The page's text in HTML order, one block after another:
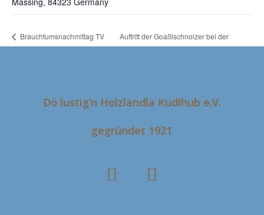
Brauchtumsnachmittag TV
Auftritt der Goaßlschnoizer bei der
Dö lustig’n Holzlandla Kudlhub e.V.
gegründet 1921